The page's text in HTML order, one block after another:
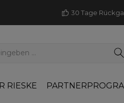
30 Tage
RIESKE